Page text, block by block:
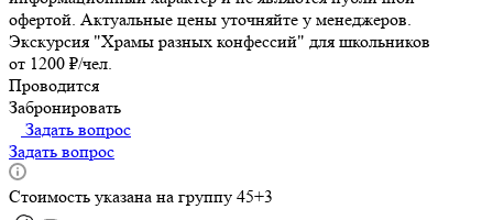
офертой. Актуальные цены уточняйте у менеджеров.
Экскурсия "Храмы разных конфессий" для школьников
от 1200 ₽/чел.
Проводится
Забронировать
Задать вопрос
Задать вопрос
Стоимость указана на группу 45+3